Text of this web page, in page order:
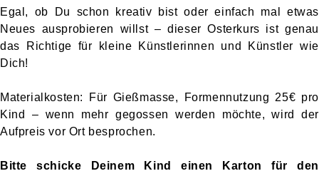
Egal, ob Du schon kreativ bist oder einfach mal etwas
Neues ausprobieren willst – dieser Osterkurs ist genau
das Richtige für kleine Künstlerinnen und Künstler wie
Dich!
Materialkosten: Für Gießmasse, Formennutzung 25€ pro
Kind – wenn mehr gegossen werden möchte, wird der
Aufpreis vor Ort besprochen.
Bitte schicke Deinem Kind einen Karton für den